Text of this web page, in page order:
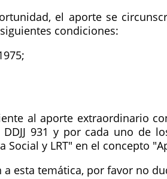
el aporte se
condiciones:
al aporte extraordinario
931 y por cada uno de
y LRT" en el concepto
esta temática, por favor no